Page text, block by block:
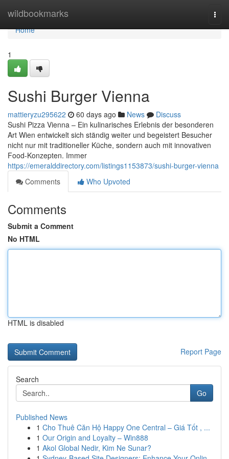
wildbookmarks
Home
Home
1
Sushi Burger Vienna
mattieryzu295622 60 days ago News
Discuss
Sushi Pizza Vienna – Ein kulinarisches Erlebnis der besonderen
Art Wien entwickelt sich ständig weiter und begeistert Besucher
nicht nur mit traditioneller Küche, sondern auch mit innovativen
Food-Konzepten. Immer
https://emeralddirectory.com/listings1153873/sushi-burger-vienna
Comments
Who Upvoted
Comments
Submit a Comment
No HTML
HTML is disabled
Report Page
Search
Go
Published News
1 Cho Thuê Căn Hộ Happy One Central – Giá Tốt , ...
1 Our Origin and Loyalty – Win888
1 Akol Global Nedir, Kim Ne Sunar?